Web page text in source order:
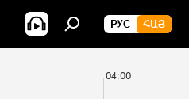
РУС ՀԱՅ
04:00